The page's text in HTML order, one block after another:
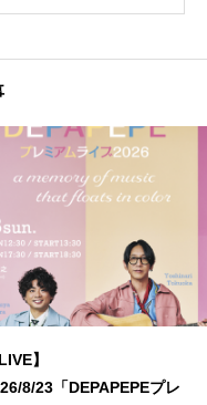
】
8/23「DEPAPEPEプレ